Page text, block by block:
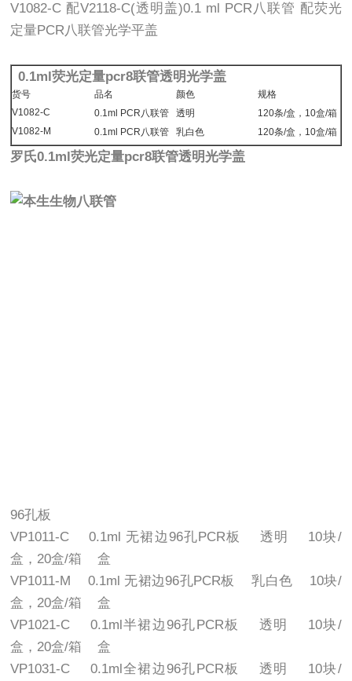
V1082-C 配V2118-C(透明盖)0.1 ml PCR八联管 配荧光
定量PCR八联管光学平盖
0.1ml荧光定量pcr8联管透明光学盖
货号 品名 颜色
规格
V1082-C
0.1ml PCR八联管 透明
120条/盒，10盒/箱
V1082-M
0.1ml PCR八联管 乳白色 120条/盒，10盒/箱
罗氏0.1ml荧光定量pcr8联管透明光学盖
96孔板
VP1011-C 0.1ml 无裙边96孔PCR板 透明 10块/
盒，20盒/箱 盒
VP1011-M 0.1ml 无裙边96孔PCR板 乳白色 10块/
盒，20盒/箱 盒
VP1021-C 0.1ml半裙边96孔PCR板 透明 10块/
盒，20盒/箱 盒
VP1031-C 0.1ml全裙边96孔PCR板 透明 10块/